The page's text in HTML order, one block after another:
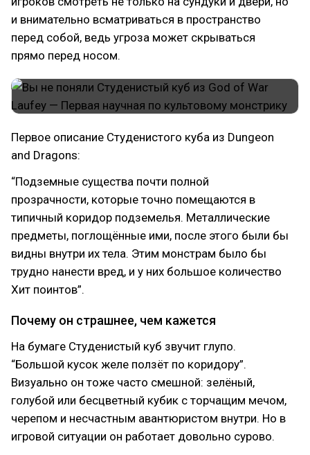
и внимательно всматриваться в пространство
перед собой, ведь угроза может скрываться
прямо перед носом.
Первое описание Студенистого куба из Dungeon
and Dragons:
“Подземные существа почти полной
прозрачности, которые точно помещаются в
типичный коридор подземелья. Металлические
предметы, поглощённые ими, после этого были бы
видны внутри их тела. Этим монстрам было бы
трудно нанести вред, и у них большое количество
Хит поинтов”.
Почему он страшнее, чем кажется
На бумаге Студенистый куб звучит глупо.
“Большой кусок желе ползёт по коридору”.
Визуально он тоже часто смешной: зелёный,
голубой или бесцветный кубик с торчащим мечом,
черепом и несчастным авантюристом внутри. Но в
игровой ситуации он работает довольно сурово.